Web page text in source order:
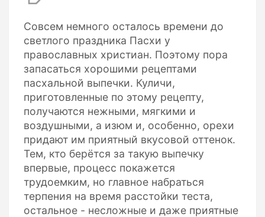
Совсем немного осталось времени до
светлого праздника Пасхи у
православных христиан. Поэтому пора
запасаться хорошими рецептами
пасхальной выпечки. Куличи,
приготовленные по этому рецепту,
получаются нежными, мягкими и
воздушными, а изюм и, особенно, орехи
придают им приятный вкусовой оттенок.
Тем, кто берётся за такую выпечку
впервые, процесс покажется
трудоемким, но главное набраться
терпения на время расстойки теста,
остальное - несложные и даже приятные